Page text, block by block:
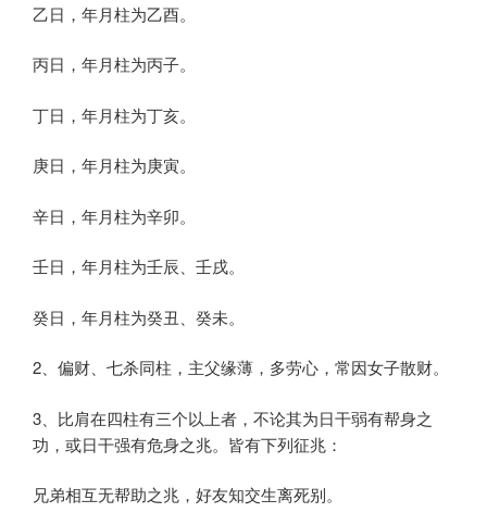
乙日，年月柱为乙酉。
丙日，年月柱为丙子。
丁日，年月柱为丁亥。
庚日，年月柱为庚寅。
辛日，年月柱为辛卯。
壬日，年月柱为壬辰、壬戌。
癸日，年月柱为癸丑、癸未。
2、偏财、七杀同柱，主父缘薄，多劳心，常因女子散财。
3、比肩在四柱有三个以上者，不论其为日干弱有帮身之
功，或日干强有危身之兆。皆有下列征兆：
兄弟相互无帮助之兆，好友知交生离死别。